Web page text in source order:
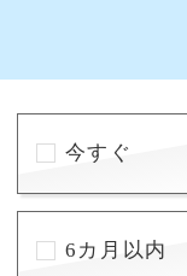
今すぐ
6カ月以内